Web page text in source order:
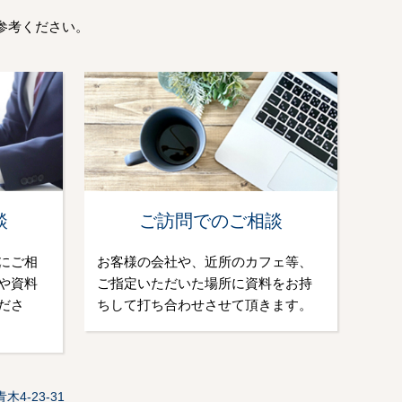
ください。
ご相
資料
さ
ご訪問でのご相談
お客様の会社や、近所のカフェ等、
ご指定いただいた場所に資料をお持
ちして打ち合わせさせて頂きます。
木4-23-31